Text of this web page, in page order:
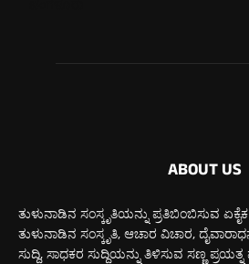
ABOUT US
ತುಳುನಾಡಿನ ಸಂಸ್ಕೃತಿಯನ್ನು ಪ್ರತಿಬಿಂಬಿಸುವ
ತುಳುನಾಡಿನ ಸಂಸ್ಕೃತಿ, ಆಚಾರ ವಿಚಾರ,
ಸುದ್ದಿ, ಸಾಧಕರ ಸುದ್ದಿಯನ್ನು ತಿಳಿಸುವ ಸಣ್ಣ